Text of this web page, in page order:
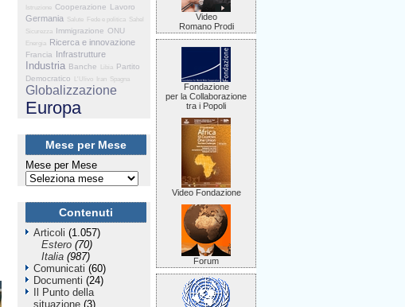
Istruzione Cooperazione Lavoro
Germania Salute Fede e politica Sahel
Sicurezza Immigrazione ONU
Energia Ricerca e innovazione
Francia Infrastrutture
Industria Banche Libia Partito
Democratico
L'Ulivo Iran Spagna
Globalizzazione
Europa
Mese per Mese
Mese per Mese
Contenuti
Articoli (1.057)
Estero (70)
Italia (987)
Comunicati (60)
Documenti (24)
Il Punto della
situazione (3)
Video
Romano Prodi
Fondazione
per la Collaborazione
tra i Popoli
Video Fondazione
Forum